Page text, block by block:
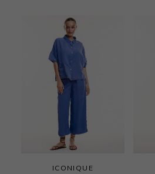
ICONIQUE